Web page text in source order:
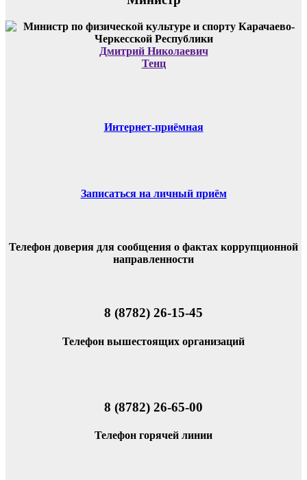
Дмитрий Николаевич
Тенц
Интернет-приёмная
Записаться на личный приём
Телефон доверия для сообщения о фактах коррупционной
направленности
8 (8782) 26-15-45
Телефон вышестоящих организаций
8 (8782) 26-65-00
Телефон горячей линии